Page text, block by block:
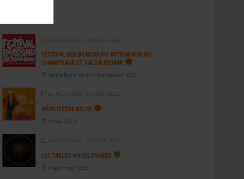
08 AOÛT 2026 - 09 AOÛT 2026
FESTIVAL DES BRASSEURS ARTISANAUX DU
CHAMPSAUR ET VALGAUDEMAR
Saint-Bonnet-en-Champsaur (05)
22 AOÛT 2026 - 23 AOÛT 2026
BIÈRE D’ÊTRE BELGE
Amay (BE)
26 AOÛT 2026 - 30 AOÛT 2026
LES TABLES HOUBLONNÉES
Poperinge (BE)